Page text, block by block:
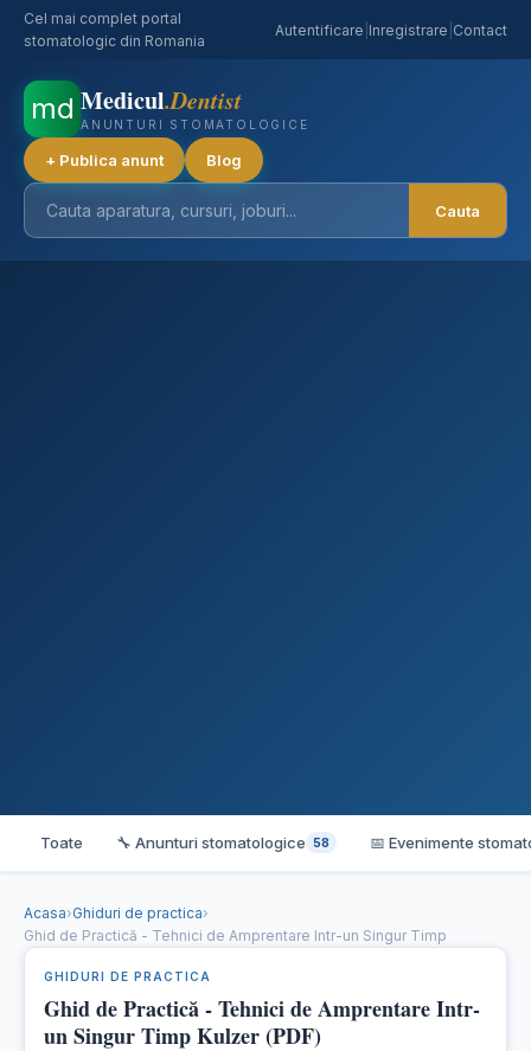
Cel mai complet portal
stomatologic din Romania
Autentificare Inregistrare Contact
md Medicul.Dentist
ANUNTURI STOMATOLOGICE
Cauta
+ Publica anunt Blog
Toate 🔧 Anunturi stomatologice 58 📅 Evenimente
Acasa›Ghiduri de practica›
Ghid de Practică - Tehnici de Amprentare Intr-un Singur Timp
GHIDURI DE PRACTICA
Ghid de Practică - Tehnici de Amprentare Intr-
un Singur Timp Kulzer (PDF)